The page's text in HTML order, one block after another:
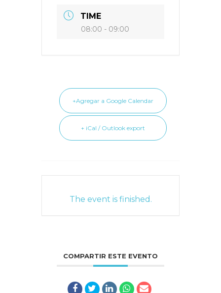
TIME
08:00 - 09:00
+Agregar a Google Calendar
+ iCal / Outlook export
The event is finished.
COMPARTIR ESTE EVENTO